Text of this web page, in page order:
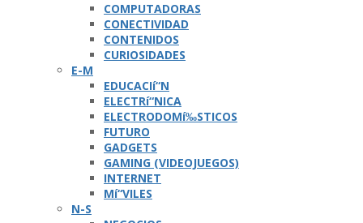
COMPUTADORAS
CONECTIVIDAD
CONTENIDOS
CURIOSIDADES
E-M
EDUCACIí“N
ELECTRí“NICA
ELECTRODOMí‰STICOS
FUTURO
GADGETS
GAMING (VIDEOJUEGOS)
INTERNET
Mí“VILES
N-S